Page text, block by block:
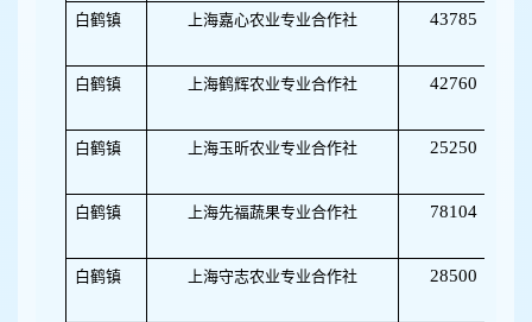
白鹤镇 上海嘉心农业专业合作社 43785
白鹤镇 上海鹤辉农业专业合作社 42760
白鹤镇 上海玉昕农业专业合作社 25250
白鹤镇 上海先福蔬果专业合作社 78104
白鹤镇 上海守志农业专业合作社 28500